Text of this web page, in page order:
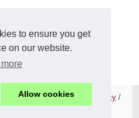
to ensure you get
on our website.
Allow cookies
nos publications/Cookies Policy /